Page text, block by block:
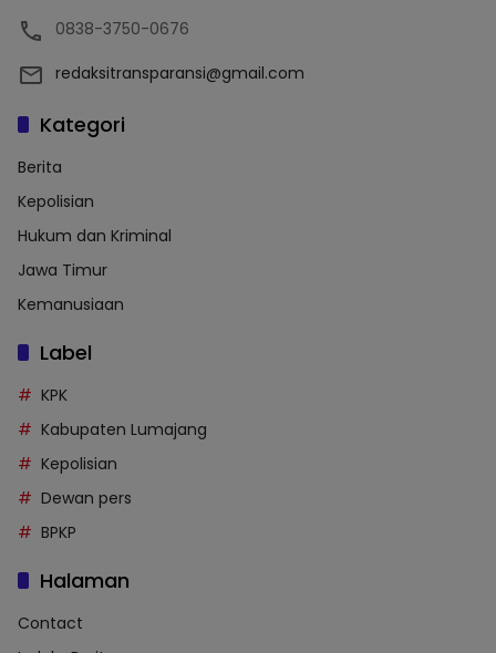
0838-3750-0676
redaksitransparansi@gmail.com
Kategori
Berita
Kepolisian
Hukum dan Kriminal
Jawa Timur
Kemanusiaan
Label
KPK
Kabupaten Lumajang
Kepolisian
Dewan pers
BPKP
Halaman
Contact